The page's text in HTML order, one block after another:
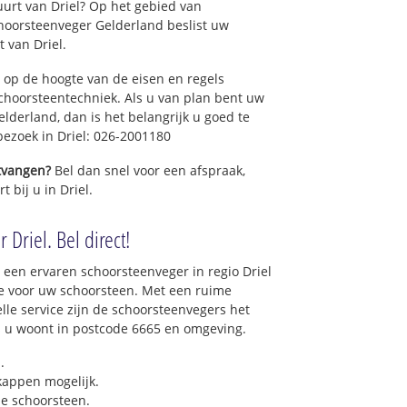
van Driel? Op het gebied van
Gelderland beslist uw
van Driel.
de hoogte van de eisen en regels
Als u van plan bent uw
dan is het belangrijk u goed te
in Driel: 026-2001180
Bel dan snel voor een afspraak,
bij u in Driel.
Driel. Bel direct!
ervaren schoorsteenveger in regio Driel
voor uw schoorsteen. Met een ruime
service zijn de schoorsteenvegers het
woont in postcode 6665 en omgeving.
mogelijk.
schoorsteen.